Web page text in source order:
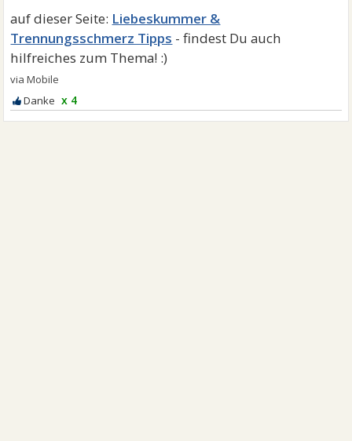
Liebeskummer &
Trennungsschmerz Tipps
x 4